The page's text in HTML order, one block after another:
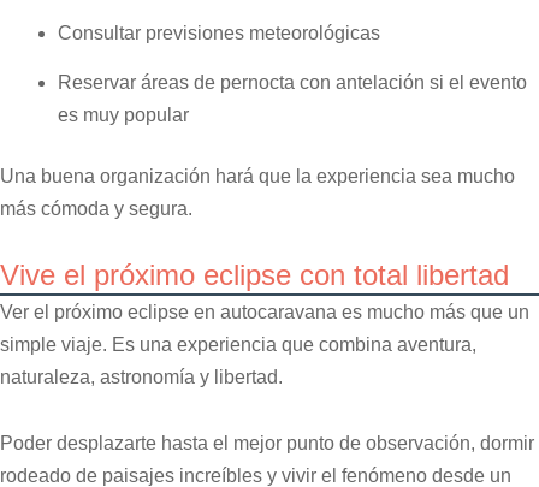
Consultar previsiones meteorológicas
Reservar áreas de pernocta con antelación si el evento
es muy popular
Una buena organización hará que la experiencia sea mucho
más cómoda y segura.
Vive el próximo eclipse con total libertad
Ver el próximo eclipse en autocaravana es mucho más que un
simple viaje. Es una experiencia que combina aventura,
naturaleza, astronomía y libertad.
Poder desplazarte hasta el mejor punto de observación, dormir
rodeado de paisajes increíbles y vivir el fenómeno desde un